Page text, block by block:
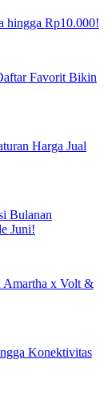
hingga Rp10.000!
Favorit Bikin
Harga Jual
Bulanan
Juni!
Amartha x Volt &
Konektivitas